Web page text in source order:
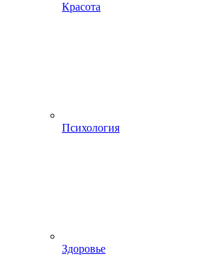
Красота
Психология
Здоровье